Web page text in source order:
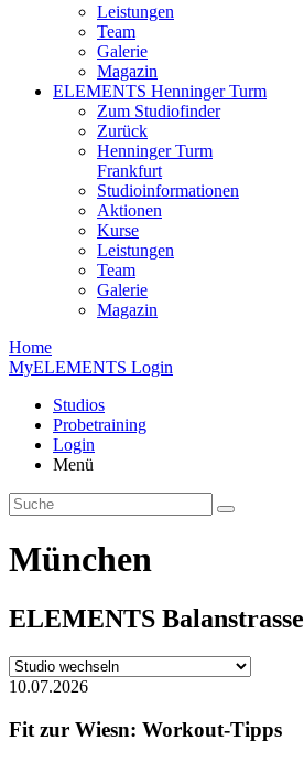
Leistungen
Team
Galerie
Magazin
ELEMENTS Henninger Turm
Zum Studiofinder
Zurück
Henninger Turm
Frankfurt
Studioinformationen
Aktionen
Kurse
Leistungen
Team
Galerie
Magazin
Home
MyELEMENTS Login
Studios
Probe­training
Login
Menü
München
ELEMENTS Balan­strasse
10.07.2026
Fit zur Wiesn: Workout-Tipps